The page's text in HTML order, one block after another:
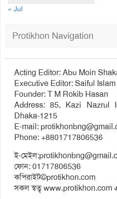
« Jul
Protikhon Navigation
Acting Editor: Abu Moin
Executive Editor: Saiful Islam
Founder: T M Rokib Hasan
Address: 85, Kazi Nazrul
Dhaka-1215
E-mail:
Phone: +8801717806536
ই-মেইল:
ফোন: 01717806536
কপিরাইট©protikhon.com
সকল স্বত্ব www.protikhon.com